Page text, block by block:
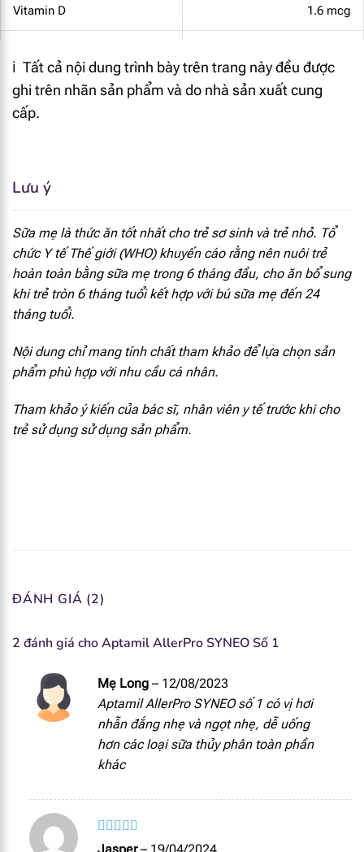
Vitamin D 1.6 mcg
Vitamin C 8.2 mg
Niacin 0.48 mg
Axit Panthenoic 0.53 mg
Vitamin B6 42 mcg
Folate
Vitamin B12 0.16 mcg
Phốt pho
Magie
Mangan
1.8 mcg
Kẽm
ℹ️ Tất cả nội dung trình bày trên trang này đều được
ghi trên nhãn sản phẩm và do nhà sản xuất cung
cấp.
Lưu ý
Sữa mẹ là thức ăn tốt nhất cho trẻ sơ sinh và trẻ nhỏ. Tổ
chức Y tế Thế giới (WHO) khuyến cáo rằng nên nuôi trẻ
hoàn toàn bằng sữa mẹ trong 6 tháng đầu, cho ăn bổ sung
khi trẻ tròn 6 tháng tuổi kết hợp với bú sữa mẹ đến 24
tháng tuổi.
Nội dung chỉ mang tính chất tham khảo để lựa chọn sản
phẩm phù hợp với nhu cầu cá nhân.
Tham khảo ý kiến của bác sĩ, nhân viên y tế trước khi cho
trẻ sử dụng sử dụng sản phẩm.
ĐÁNH GIÁ (2)
2 đánh giá choAptamil AllerPro SYNEO Số 1
Mẹ Long – 12/08/2023
Aptamil AllerPro SYNEO số 1 có vị hơi
nhẫn đắng nhẹ và ngọt nhẹ, dễ uống
hơn các loại sữa thủy phân toàn phần
khác
Được xếp